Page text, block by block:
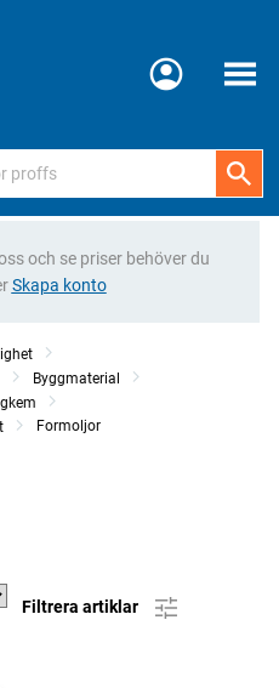
Meny
och se priser behöver du
Skapa konto
Byggmaterial
Formoljor
Filtrera artiklar